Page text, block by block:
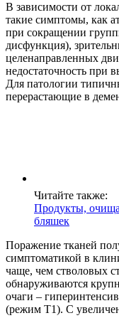
В зависимости от
такие симптомы, как
при сокращении
дисфункция),
целенаправленных
недостаточность при
Для патологии
перерастающие в
Читайте также:
Продукты,
бляшек
Поражение тканей
симптоматикой в
чаще, чем стволовых
обнаруживаются
очаги –
(режим Т1). С